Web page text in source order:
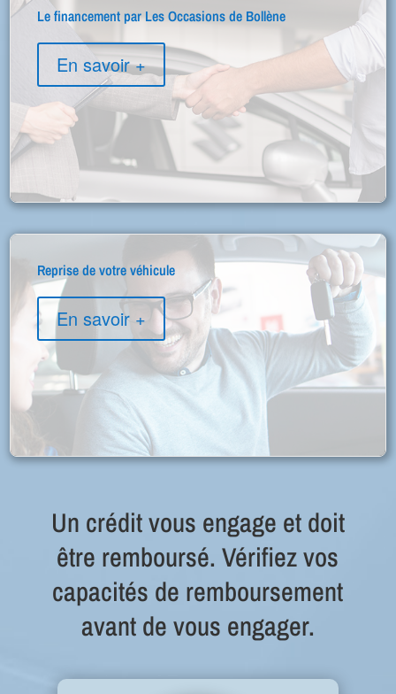
Le financement par Les Occasions de Bollène
En savoir +
Reprise de votre véhicule
En savoir +
Un crédit vous engage et doit
être remboursé. Vérifiez vos
capacités de remboursement
avant de vous engager.